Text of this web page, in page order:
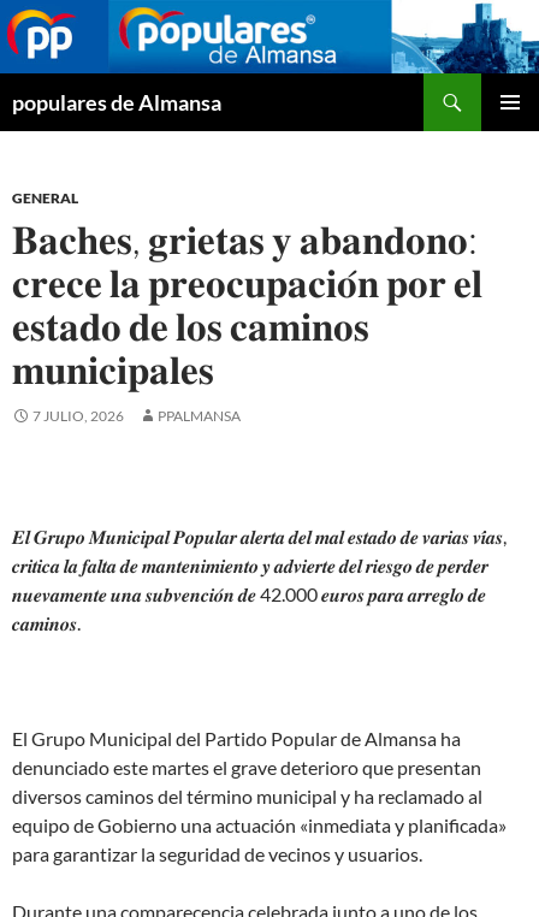
populares de Almansa
GENERAL
𝐁𝐚𝐜𝐡𝐞𝐬, 𝐠𝐫𝐢𝐞𝐭𝐚𝐬 𝐲 𝐚𝐛𝐚𝐧𝐝𝐨𝐧𝐨:
𝐜𝐫𝐞𝐜𝐞 𝐥𝐚 𝐩𝐫𝐞𝐨𝐜𝐮𝐩𝐚𝐜𝐢𝐨́𝐧 𝐩𝐨𝐫 𝐞𝐥
𝐞𝐬𝐭𝐚𝐝𝐨 𝐝𝐞 𝐥𝐨𝐬 𝐜𝐚𝐦𝐢𝐧𝐨𝐬
𝐦𝐮𝐧𝐢𝐜𝐢𝐩𝐚𝐥𝐞𝐬
7 JULIO, 2026 PPALMANSA
𝑬𝒍 𝑮𝒓𝒖𝒑𝒐 𝑴𝒖𝒏𝒊𝒄𝒊𝒑𝒂𝒍 𝑷𝒐𝒑𝒖𝒍𝒂𝒓 𝒂𝒍𝒆𝒓𝒕𝒂 𝒅𝒆𝒍 𝒎𝒂𝒍 𝒆𝒔𝒕𝒂𝒅𝒐 𝒅𝒆 𝒗𝒂𝒓𝒊𝒂𝒔 𝒗𝒊́𝒂𝒔,
𝒄𝒓𝒊𝒕𝒊𝒄𝒂 𝒍𝒂 𝒇𝒂𝒍𝒕𝒂 𝒅𝒆 𝒎𝒂𝒏𝒕𝒆𝒏𝒊𝒎𝒊𝒆𝒏𝒕𝒐 𝒚 𝒂𝒅𝒗𝒊𝒆𝒓𝒕𝒆 𝒅𝒆𝒍 𝒓𝒊𝒆𝒔𝒈𝒐 𝒅𝒆 𝒑𝒆𝒓𝒅𝒆𝒓
𝒏𝒖𝒆𝒗𝒂𝒎𝒆𝒏𝒕𝒆 𝒖𝒏𝒂 𝒔𝒖𝒃𝒗𝒆𝒏𝒄𝒊𝒐́𝒏 𝒅𝒆 42.000 𝒆𝒖𝒓𝒐𝒔 𝒑𝒂𝒓𝒂 𝒂𝒓𝒓𝒆𝒈𝒍𝒐 𝒅𝒆
𝒄𝒂𝒎𝒊𝒏𝒐𝒔.
El Grupo Municipal del Partido Popular de Almansa ha
denunciado este martes el grave deterioro que presentan
diversos caminos del término municipal y ha reclamado al
equipo de Gobierno una actuación «inmediata y planificada»
para garantizar la seguridad de vecinos y usuarios.
Durante una comparecencia celebrada junto a uno de los